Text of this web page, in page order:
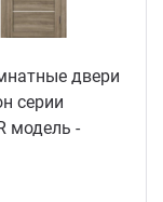
двери
серии
модель -